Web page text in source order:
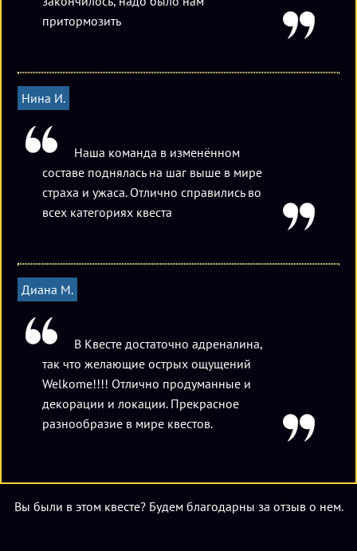
притормозить
Нина И.
Наша команда в изменённом
составе поднялась на шаг выше в мире
страха и ужаса. Отлично справились во
всех категориях квеста
Диана М.
В Квесте достаточно адреналина,
так что желающие острых ощущений
Welkome!!!! Отлично продуманные и
декорации и локации. Прекрасное
разнообразие в мире квестов.
Вы были в этом квесте? Будем благодарны за отзыв о нем.